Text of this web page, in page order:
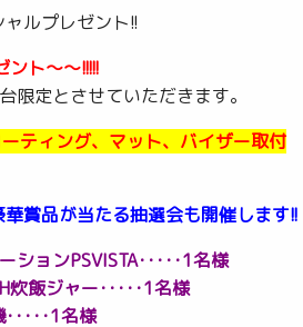
ルプレゼント!!
ント～～!!!!!
定とさせていただきます。
ティング、マット、バイザー取付
賞品が当たる抽選会も開催します!!
ョンPSVISTA･････1名様
飯ジャー･････1名様
････1名様